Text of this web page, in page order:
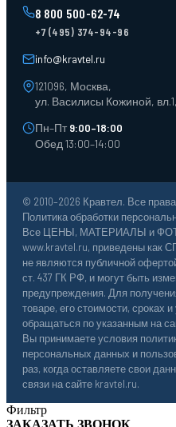
Ящики пластиковые
Тара пласт. и металл.
Тележки для склада
8 800 500-62-74
+7 (495) 374-94-96
info@kravtel.ru
121096, Москва,
ул. Василисы Кожиной,
Пн–Пт9:00–18:00
Обед 13:00–14:00
© 2010–2026 Кравтел. Все
Политика обработки
Все ЦЕНЫ, МАТЕРИАЛЫ и
www.kravtel.ru, приведены
не являются публичной
ст. 437 ГК РФ, и могут быть
предупреждения. Для
товаре, его стоимости, сроках
обращаться по указанным на
Вы принимаете условия
персональных данных и
раз, когда оставляете свои
связи на сайте kravtel.ru.
Фильтр